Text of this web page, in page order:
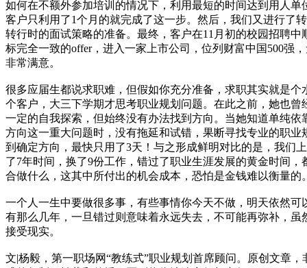
如何在不额外参加培训的情况下，利用最短的时间达到用人单
客户只利用了1个月的就完成了这一步。然后，我们又进行了
转行时的面试策略的准备。最终，客户在11月初的校园招聘中
标完全一致的offer，进入一家上市公司，位列财富中国500强
非常满意。
很多应届生都说求职难，但假如你充分准备，求职其实就是个
个客户，大三下学期才思考职业规划问题。在此之前，她也曾
一定的自我探索，但始终没有办法找到方向。当她知道单纯依
方向这一重大问题时，没有拖延和试错，果断寻找专业的职业
到确定方向，最快只用了3天！与之形成鲜明对比的是，我们
了7年时间，换了9份工作，错过了职业生涯发展的黄金时间
合做什么，这其中所付出的机会成本，恐怕是金钱难以衡量的
一个人一生中要做很多事，有些事情你今天不做，明天依然可
有那么几年，一旦错过则意味着永远失去，不可能再弥补，虽
接受现实。
文|杨毅，第一职场网“教练式”职业规划首席顾问。原创文章